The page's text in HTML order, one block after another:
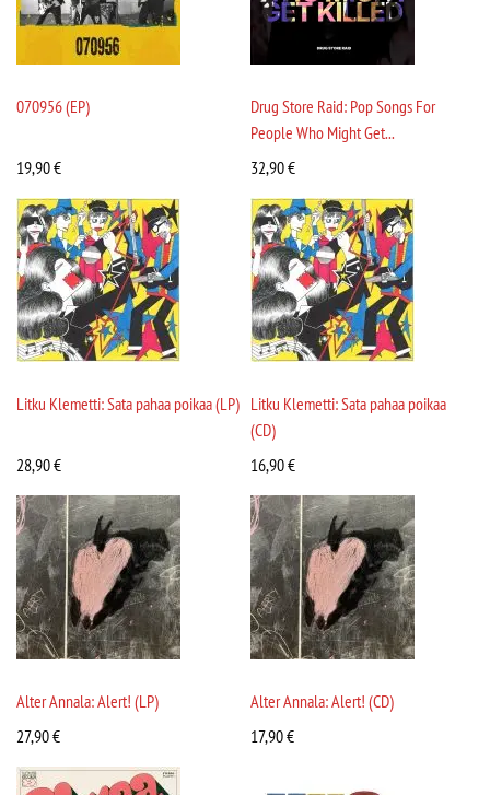
070956 (EP)
19,90€
Drug Store Raid: Pop Songs For
People Who Might Get...
32,90€
Litku Klemetti: Sata pahaa poikaa (LP)
28,90€
Litku Klemetti: Sata pahaa poikaa
(CD)
16,90€
Alter Annala: Alert! (LP)
27,90€
Alter Annala: Alert! (CD)
17,90€